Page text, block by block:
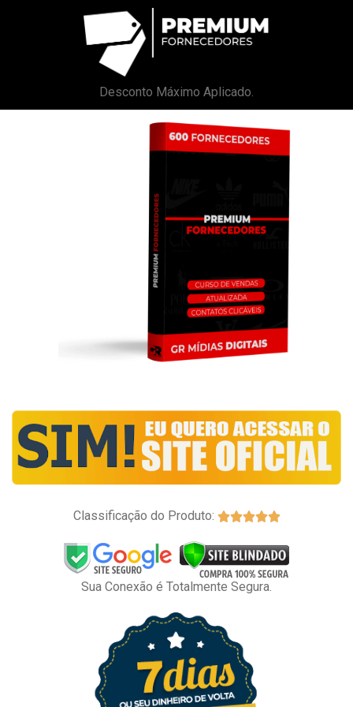
Desconto Máximo Aplicado.
Classificação do Produto: 
Sua Conexão é Totalmente Segura.